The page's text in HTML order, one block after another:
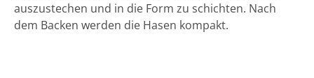
auszustechen und in die Form zu schichten. Nach
dem Backen werden die Hasen kompakt.